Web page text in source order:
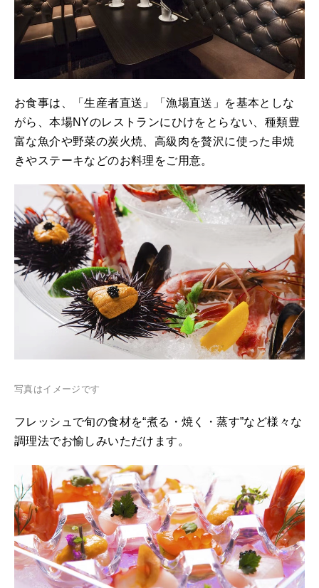
お食事は、「生産者直送」「漁場直送」を基本としな
がら、本場NYのレストランにひけをとらない、種類豊
富な魚介や野菜の炭火焼、高級肉を贅沢に使った串焼
きやステーキなどのお料理をご用意。
写真はイメージです
フレッシュで旬の食材を“煮る・焼く・蒸す”など様々な
調理法でお愉しみいただけます。